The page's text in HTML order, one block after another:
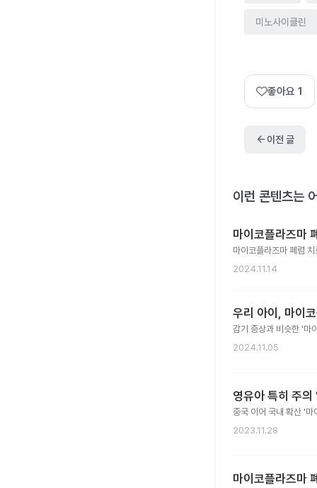
미노사이클린
좋아요 1
arrow_back이전 글
이런 콘텐츠는
마이코플라즈마
마이코플라즈마 폐렴
2024.11.14
우리 아이, 마이
감기 증상과 비슷한 '마
2024.11.05
영유아 특히 주
중국 이어 국내 확산 '마
2023.11.28
마이코플라즈마